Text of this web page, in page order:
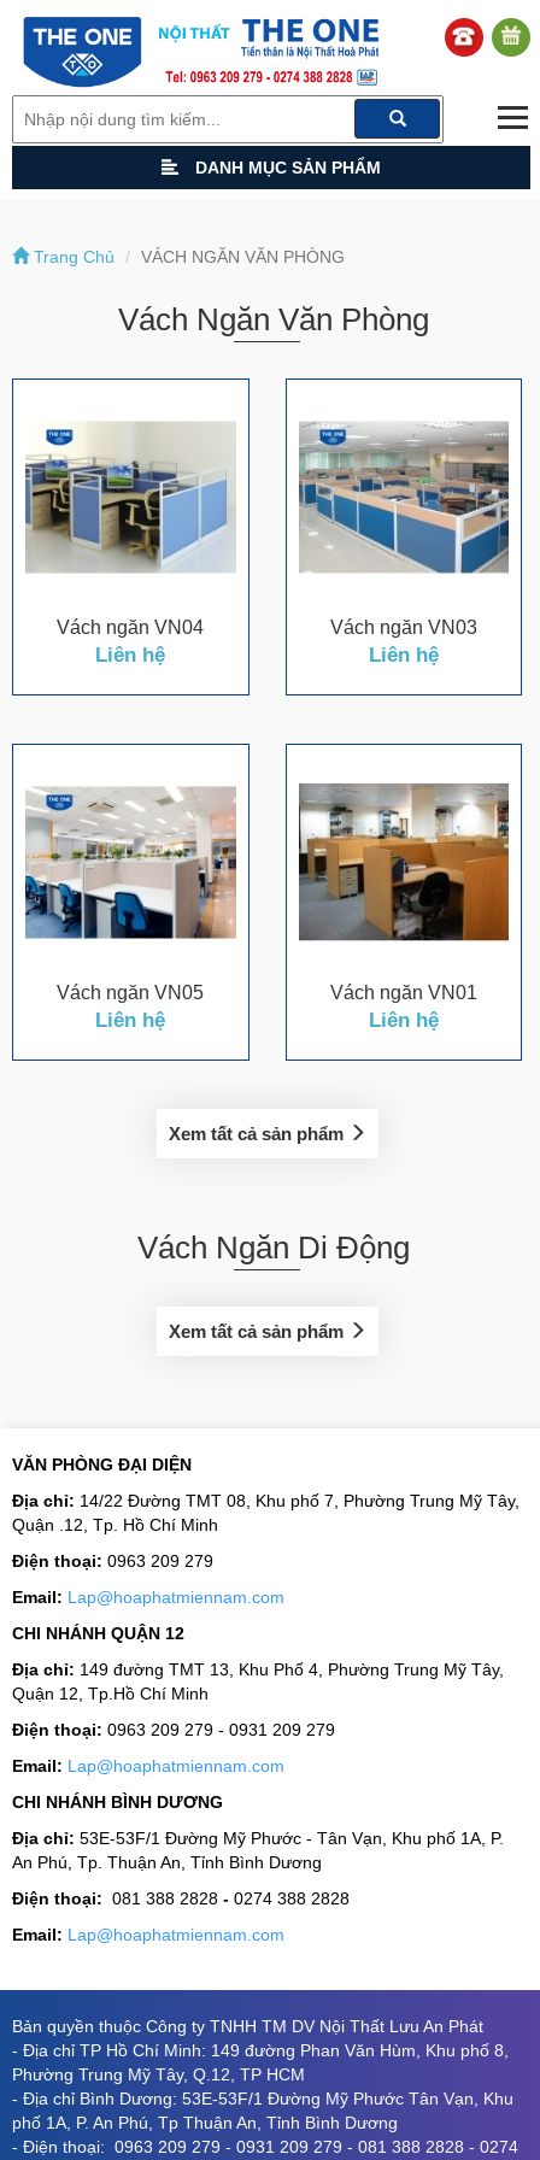
DANH MỤC SẢN PHẨM
Trang Chủ VÁCH NGĂN VĂN PHÒNG
Vách Ngăn Văn Phòng
Vách ngăn VN04
Liên hệ
Vách ngăn VN03
Liên hệ
Vách ngăn VN05
Liên hệ
Vách ngăn VN01
Liên hệ
Xem tất cả sản phẩm
Vách Ngăn Di Động
Xem tất cả sản phẩm
VĂN PHÒNG ĐẠI DIỆN
Địa chỉ: 14/22 Đường TMT 08, Khu phố 7, Phường Trung Mỹ Tây,
Quận .12, Tp. Hồ Chí Minh
Điện thoại: 0963 209 279
Email: Lap@hoaphatmiennam.com
CHI NHÁNH QUẬN 12
Địa chỉ: 149 đường TMT 13, Khu Phố 4, Phường Trung Mỹ Tây,
Quận 12, Tp.Hồ Chí Minh
Điện thoại: 0963 209 279 - 0931 209 279
Email: Lap@hoaphatmiennam.com
CHI NHÁNH BÌNH DƯƠNG
Địa chỉ: 53E-53F/1 Đường Mỹ Phước - Tân Vạn, Khu phố 1A, P.
An Phú, Tp. Thuận An, Tỉnh Bình Dương
Điện thoại: 081 388 2828 - 0274 388 2828
Email: Lap@hoaphatmiennam.com
Bản quyền thuộc Công ty TNHH TM DV Nội Thất Lưu An Phát
- Địa chỉ TP Hồ Chí Minh: 149 đường Phan Văn Hùm, Khu phố 8,
Phường Trung Mỹ Tây, Q.12, TP HCM
- Địa chỉ Bình Dương: 53E-53F/1 Đường Mỹ Phước Tân Vạn, Khu
phố 1A, P. An Phú, Tp Thuận An, Tỉnh Bình Dương
- Điện thoại: 0963 209 279 - 0931 209 279 - 081 388 2828 - 0274